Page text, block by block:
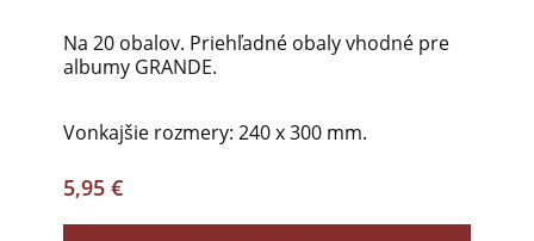
Na 20 obalov. Priehľadné obaly vhodné pre
albumy GRANDE.
Vonkajšie rozmery: 240 x 300 mm.
5,95 €